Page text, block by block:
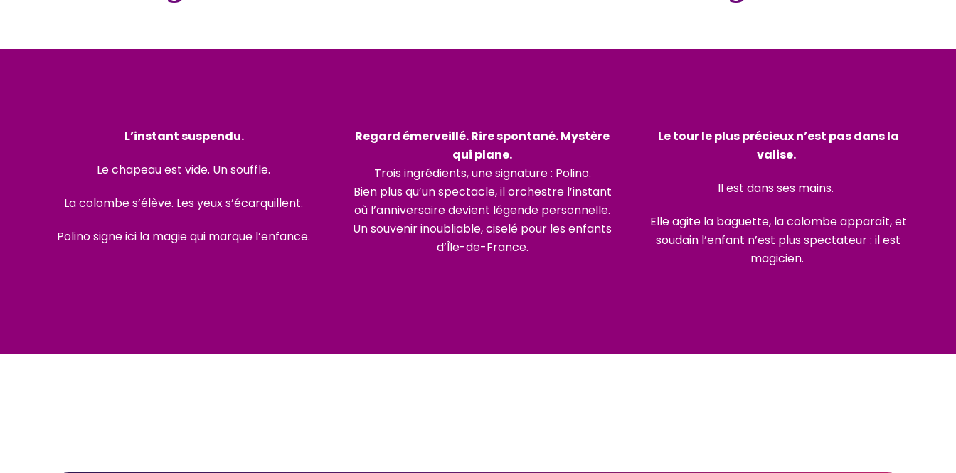
L’instant suspendu.
Le chapeau est vide. Un souffle.
La colombe s’élève. Les yeux s’écarquillent.
Polino signe ici la magie qui marque l’enfance.
Regard émerveillé. Rire spontané. Mystère
qui plane.
Trois ingrédients, une signature : Polino.
Bien plus qu’un spectacle, il orchestre l’instant
où l’anniversaire devient légende personnelle.
Un souvenir inoubliable, ciselé pour les enfants
d’Île-de-France.
Le tour le plus précieux n’est pas dans la
valise.
Il est dans ses mains.
Elle agite la baguette, la colombe apparaît, et
soudain l’enfant n’est plus spectateur : il est
magicien.